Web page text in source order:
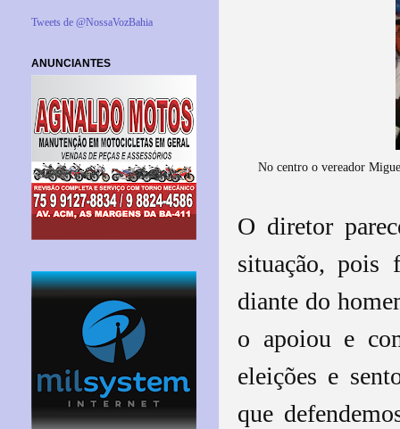
No centro o vereador
O diretor
situação, pois
diante do
o apoiou e
eleições e
que
Tweets de @NossaVozBahia
ANUNCIANTES